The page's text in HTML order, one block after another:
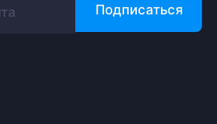
Подписаться